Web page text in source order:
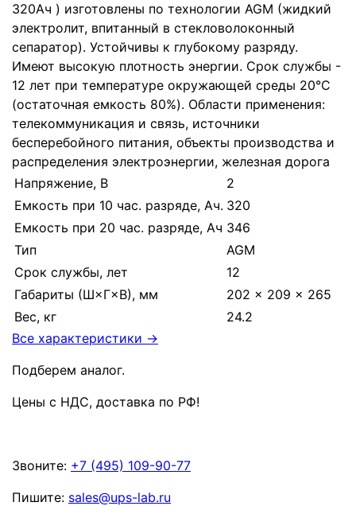
320Ач ) изготовлены по технологии AGM (жидкий
электролит, впитанный в стекловолоконный
сепаратор). Устойчивы к глубокому разряду.
Имеют высокую плотность энергии. Срок службы -
12 лет при температуре окружающей среды 20°C
(остаточная емкость 80%). Области применения:
телекоммуникация и связь, источники
бесперебойного питания, объекты производства и
распределения электроэнергии, железная дорога
Напряжение, В
2
Емкость при 10 час. разряде, Ач. 320
Емкость при 20 час. разряде, Ач 346
Тип
AGM
Срок службы, лет
12
Габариты (Ш×Г×В), мм
202 × 209 × 265
Вес, кг
24.2
Все характеристики →
Подберем аналог.
Цены с НДС, доставка по РФ!
Звоните: +7 (495) 109-90-77
Пишите: sales@ups-lab.ru